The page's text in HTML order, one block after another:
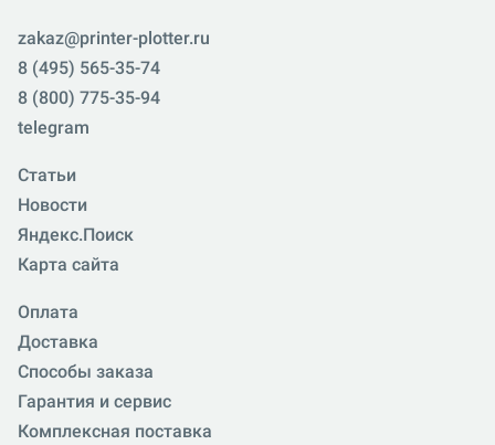
zakaz@printer-plotter.ru
8 (495) 565-35-74
8 (800) 775-35-94
telegram
Статьи
Новости
Яндекс.Поиск
Карта сайта
Оплата
Доставка
Способы заказа
Гарантия и сервис
Комплексная поставка